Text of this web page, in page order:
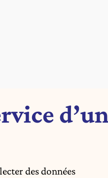
des données